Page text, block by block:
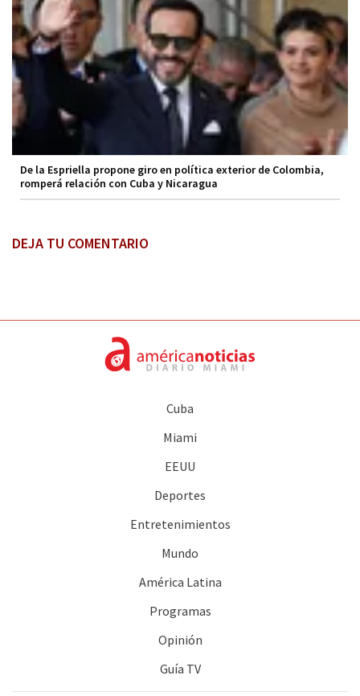
De la Espriella propone giro en política exterior de Colombia,
romperá relación con Cuba y Nicaragua
DEJA TU COMENTARIO
Cuba
Miami
EEUU
Deportes
Entretenimientos
Mundo
América Latina
Programas
Opinión
Guía TV